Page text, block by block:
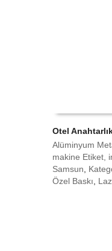
SEPETE EKLE
Otel
Alüminyum
makine Etiket,
Samsun
Özel Baskı